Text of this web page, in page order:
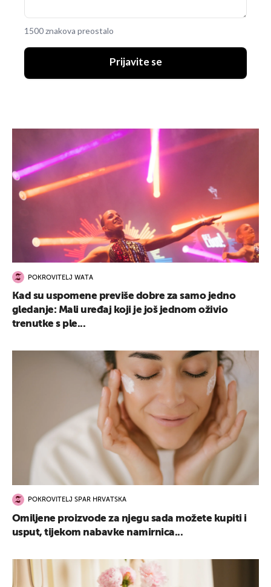
1500 znakova preostalo
Prijavite se
POKROVITELJ WATA
Kad su uspomene previše dobre za samo jedno
gledanje: Mali uređaj koji je još jednom oživio
trenutke s ple...
POKROVITELJ SPAR HRVATSKA
Omiljene proizvode za njegu sada možete kupiti i
usput, tijekom nabavke namirnica...